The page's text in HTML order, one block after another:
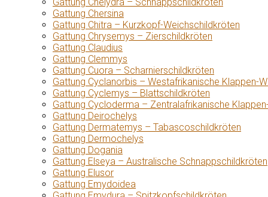
Gattung Chersina
Gattung Chitra – Kurzkopf-Weichschildkröten
Gattung Chrysemys – Zierschildkröten
Gattung Claudius
Gattung Clemmys
Gattung Cuora – Scharnierschildkröten
Gattung Cyclanorbis – Westafrikanische Klappen-
Gattung Cyclemys – Blattschildkröten
Gattung Cycloderma – Zentralafrikanische
Gattung Deirochelys
Gattung Dermatemys – Tabascoschildkröten
Gattung Dermochelys
Gattung Dogania
Gattung Elseya – Australische Schnappschildkröten
Gattung Elusor
Gattung Emydoidea